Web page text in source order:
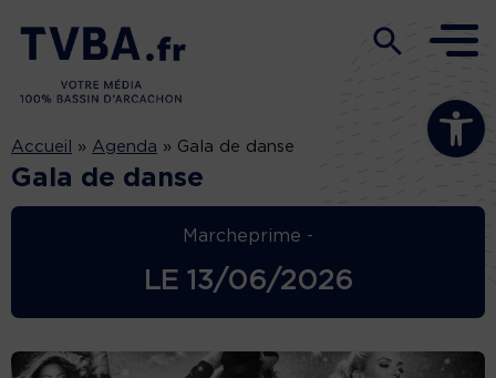
Ouvrir la
Accueil » Agenda » Gala de danse
Gala de danse
Marcheprime -
LE 13/06/2026